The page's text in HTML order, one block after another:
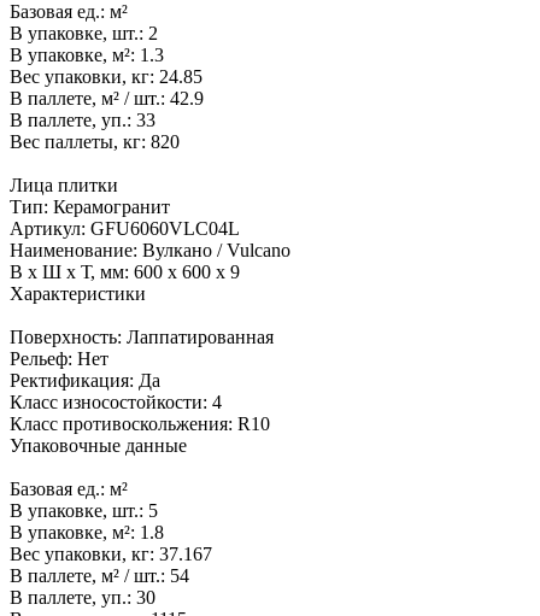
Базовая ед.: м²
В упаковке, шт.: 2
В упаковке, м²: 1.3
Вес упаковки, кг: 24.85
В паллете, м² / шт.: 42.9
В паллете, уп.: 33
Вес паллеты, кг: 820
Лица плитки
Тип: Керамогранит
Артикул: GFU6060VLC04L
Наименование: Вулкано / Vulcano
В x Ш x Т, мм: 600 x 600 x 9
Характеристики
Поверхность: Лаппатированная
Рельеф: Нет
Ректификация: Да
Класс износостойкости: 4
Класс противоскольжения: R10
Упаковочные данные
Базовая ед.: м²
В упаковке, шт.: 5
В упаковке, м²: 1.8
Вес упаковки, кг: 37.167
В паллете, м² / шт.: 54
В паллете, уп.: 30